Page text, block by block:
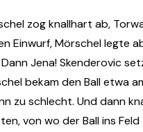
zog knallhart ab,
Einwurf, Mörschel legte
Jena! Skenderovic
bekam den Ball etwa
zu schlecht. Und dann
von wo der Ball ins